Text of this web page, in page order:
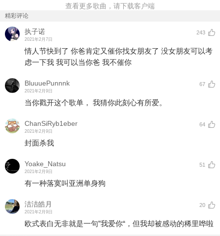
查看更多歌曲，请下载客户端
精彩评论
执子诺
2021年2月7日
243
情人节快到了 你爸肯定又催你找女朋友了 没女朋友可以考
虑一下我 我可以当你爸 我不催你
BluuuePunnnk
2021年2月9日
67
当你戳开这个歌单， 我猜你此刻心有所爱。
ChanSiRyb1eber
2021年2月9日
64
封面杀我
Yoake_Natsu
2021年2月9日
51
有一种落寞叫亚洲单身狗
洁洁皓月
2021年2月9日
20
欧式表白无非就是一句”我爱你“，但我却被感动的稀里哗啦